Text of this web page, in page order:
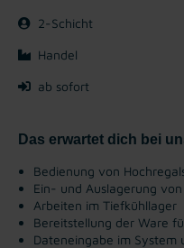
2-Schicht
Handel
ab sofort
Das erwartet dich bei
Bedienung von
Ein- und Auslagerung
Arbeiten im Tiefkühllager
Bereitstellung der Ware
Dateneingabe im System